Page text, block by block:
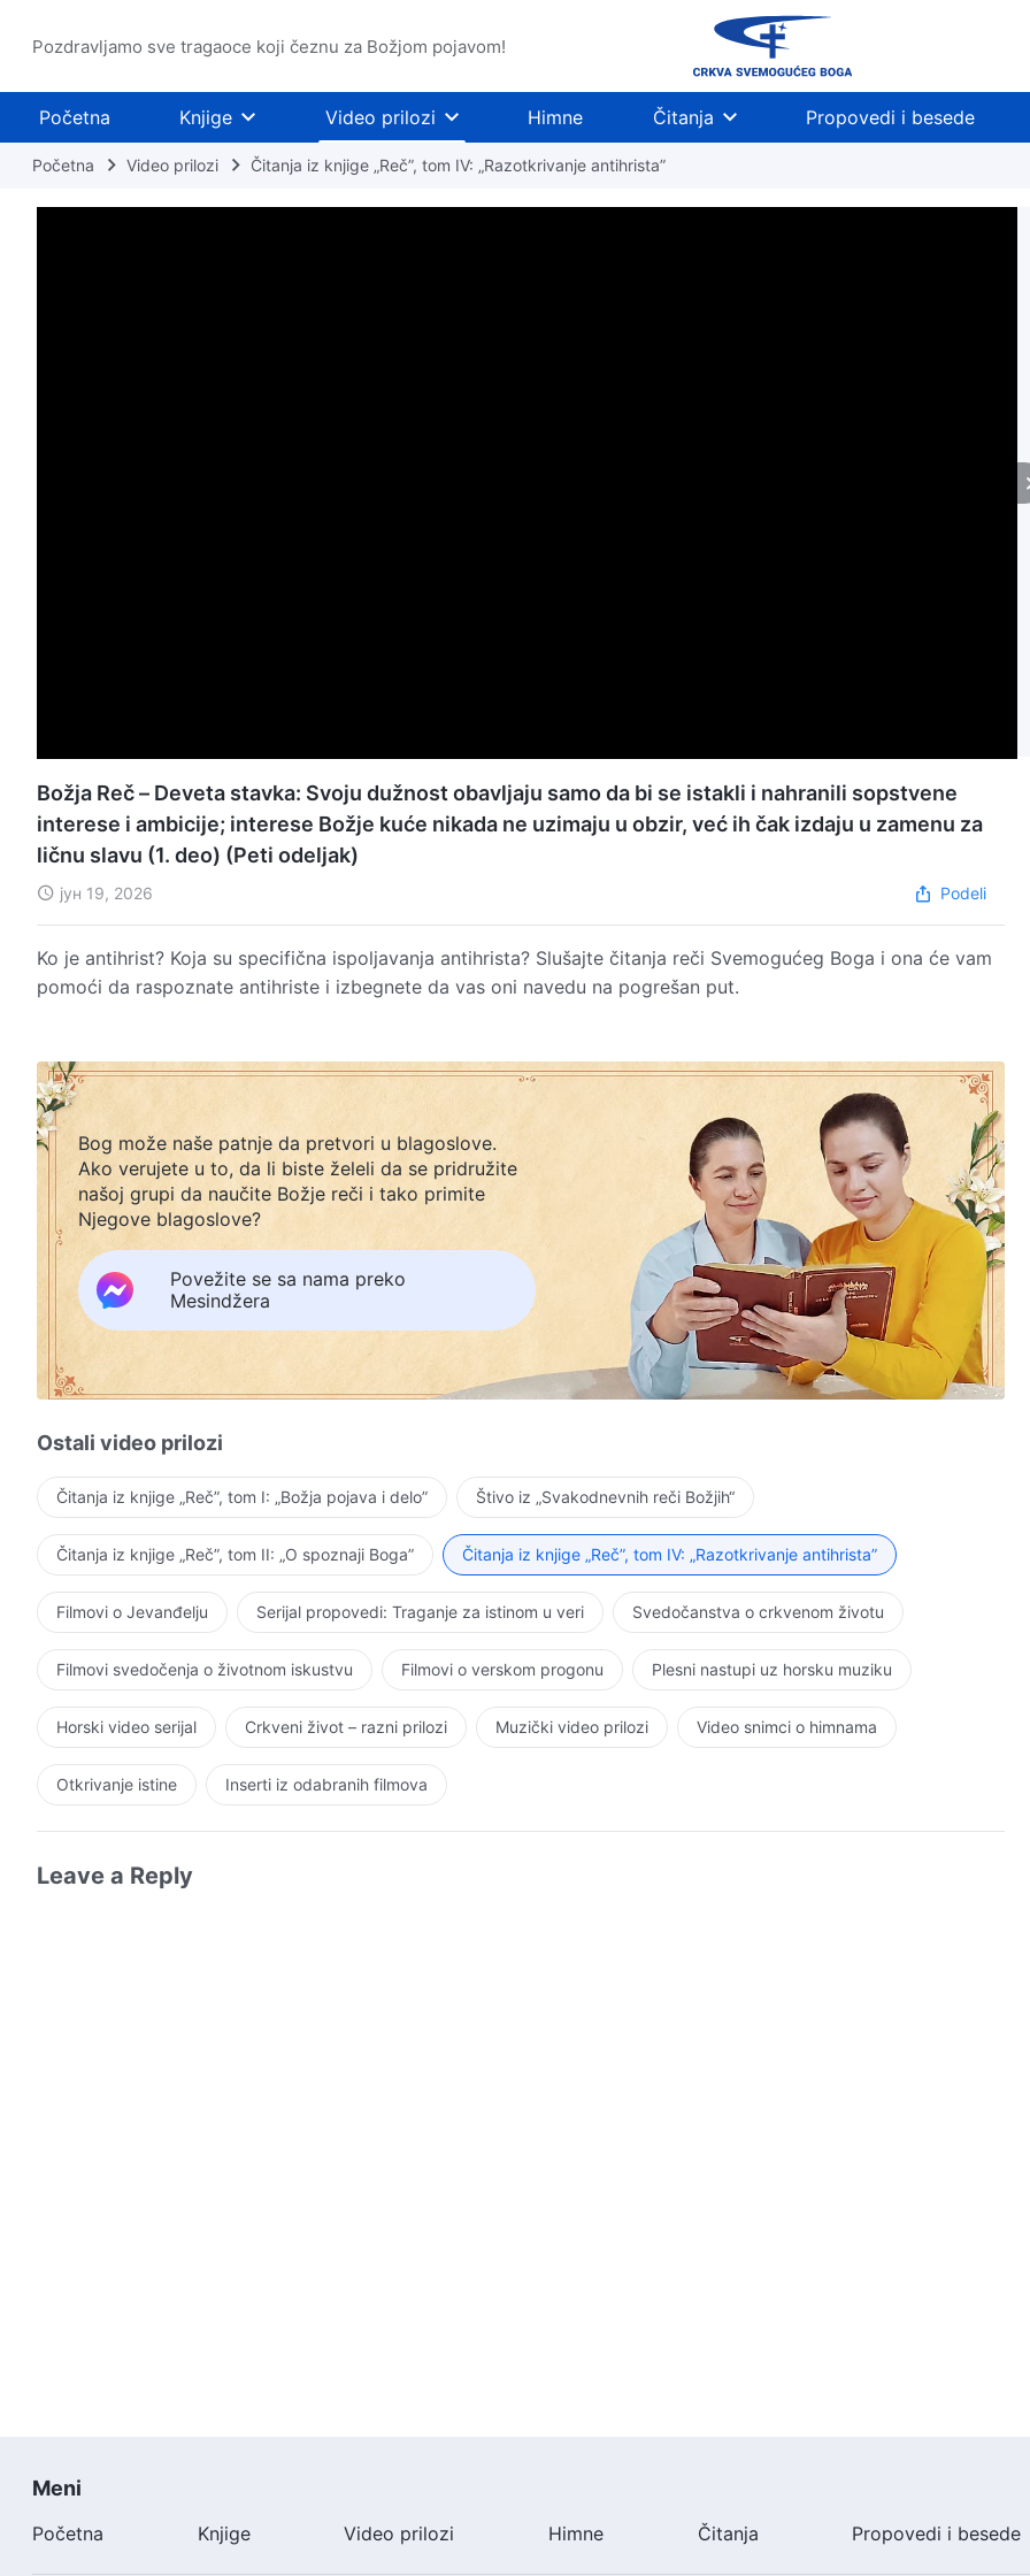
Pozdravljamo sve tragaoce koji čeznu za Božjom pojavom!
Početna Knjige Video prilozi Himne Čitanja Propovedi i besede
Početna Video prilozi Čitanja iz knjige „Reč”, tom IV: „Razotkrivanje antihrista”
Božja Reč – Deveta stavka: Svoju dužnost obavljaju samo da bi se istakli i nahranili sopstvene
interese i ambicije; interese Božje kuće nikada ne uzimaju u obzir, već ih čak izdaju u zamenu za
ličnu slavu (1. deo) (Peti odeljak)
јун 19, 2026 Podeli
Ko je antihrist? Koja su specifična ispoljavanja antihrista? Slušajte čitanja reči Svemogućeg Boga i ona će vam
pomoći da raspoznate antihriste i izbegnete da vas oni navedu na pogrešan put.
Bog može naše patnje da pretvori u blagoslove.
Ako verujete u to, da li biste želeli da se pridružite
našoj grupi da naučite Božje reči i tako primite
Njegove blagoslove?
Povežite se sa nama preko
Mesindžera
Ostali video prilozi
Čitanja iz knjige „Reč”, tom I: „Božja pojava i delo” Štivo iz „Svakodnevnih reči Božjih“
Čitanja iz knjige „Reč”, tom II: „O spoznaji Boga” Čitanja iz knjige „Reč”, tom IV: „Razotkrivanje antihrista”
Filmovi o Jevanđelju Serijal propovedi: Traganje za istinom u veri Svedočanstva o crkvenom životu
Filmovi svedočenja o životnom iskustvu Filmovi o verskom progonu Plesni nastupi uz horsku muziku
Horski video serijal Crkveni život – razni prilozi Muzički video prilozi Video snimci o himnama
Otkrivanje istine Inserti iz odabranih filmova
Leave a Reply
Meni
Početna Knjige Video prilozi Himne Čitanja Propovedi i besede